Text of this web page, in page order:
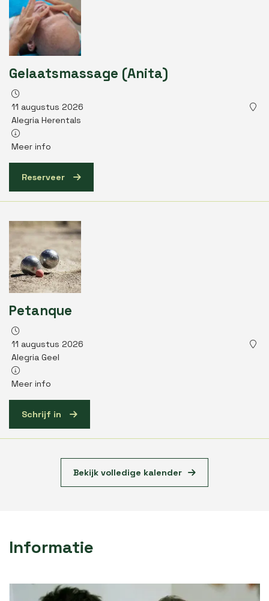
Gelaatsmassage (Anita)
11 augustus 2026
Alegria Herentals
Meer info
Reserveer
Petanque
11 augustus 2026
Alegria Geel
Meer info
Schrijf in
Bekijk volledige kalender
Informatie